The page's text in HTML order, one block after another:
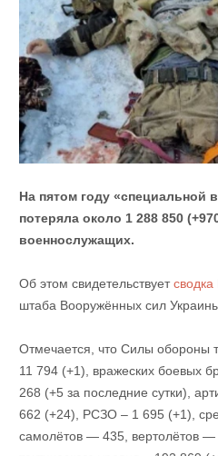
На пятом году «специальной
потеряла около 1 288 850
военнослужащих.
Об этом свидетельствуетсводка
штаба Вооружённых сил
Отмечается, что Силы обороны
11 794 (+1), вражеских боевых
268 (+5 за последние сутки),
662 (+24), РСЗО – 1 695 (+1),
самолётов — 435, вертолётов